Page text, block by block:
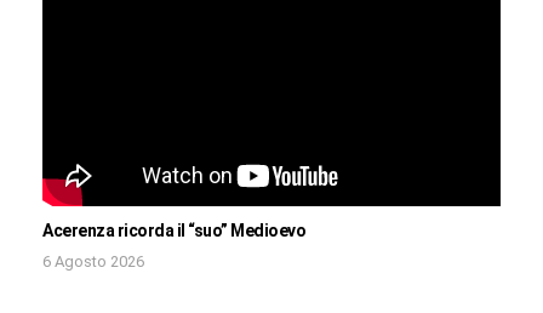
Acerenza ricorda il “suo” Medioevo
6 Agosto 2026